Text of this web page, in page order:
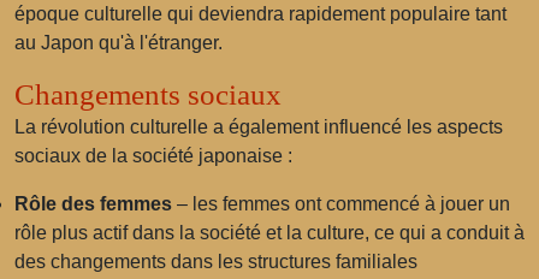
époque culturelle qui deviendra rapidement populaire tant
au Japon qu'à l'étranger.
Changements sociaux
La révolution culturelle a également influencé les aspects
sociaux de la société japonaise :
Rôle des femmes – les femmes ont commencé à jouer un
rôle plus actif dans la société et la culture, ce qui a conduit à
des changements dans les structures familiales